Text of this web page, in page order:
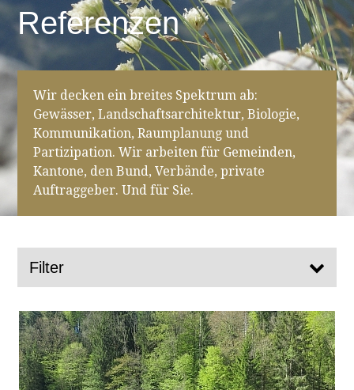
Referenzen
Wir decken ein breites Spektrum ab:
Gewässer, Landschaftsarchitektur, Biologie,
Kommunikation, Raumplanung und
Partizipation. Wir arbeiten für Gemeinden,
Kantone, den Bund, Verbände, private
Auftraggeber. Und für Sie.
Filter